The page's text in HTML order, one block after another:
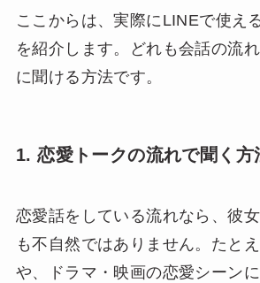
ここからは、実際にLINEで使え
を紹介します。どれも会話の流
に聞ける方法です。
1. 恋愛トークの流れで聞く方
恋愛話をしている流れなら、彼
も不自然ではありません。たと
や、ドラマ・映画の恋愛シーン